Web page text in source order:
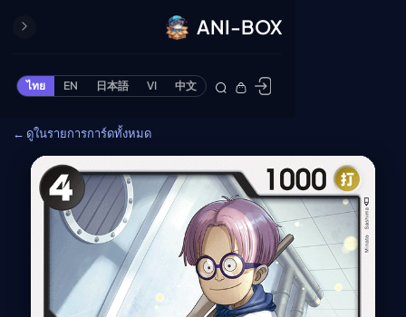
ANI-BOX
ไทย EN 日本語 VI 中文
ปิด
ONE PIECE
Collection
Deck Builder
My-Collection
Deck Library
Deck Share
PREMIUM SERVICE
← ดูในรายการการ์ดทั้งหมด